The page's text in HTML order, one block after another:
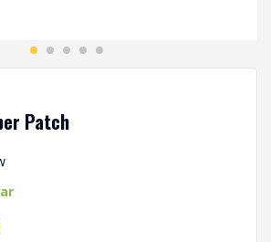
Patch